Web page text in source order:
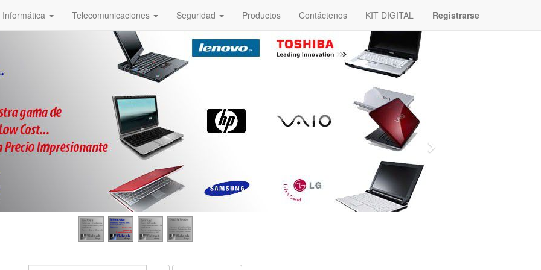
Informática Telecomunicaciones Seguridad Productos Contáctenos KIT DIGITAL Registrarse